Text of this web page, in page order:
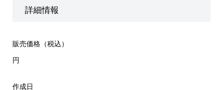
詳細情報
販売価格（税込）
円
作成日